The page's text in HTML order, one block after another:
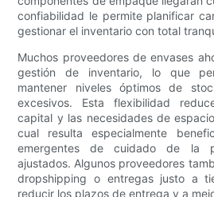
confiabilidad le permite planificar
gestionar el inventario con total
Muchos proveedores de envases
gestión de inventario, lo que
mantener niveles óptimos de
excesivos. Esta flexibilidad
capital y las necesidades de
cual resulta especialmente
emergentes de cuidado de la
ajustados. Algunos proveedores
dropshipping o entregas justo a
reducir los plazos de entrega y a